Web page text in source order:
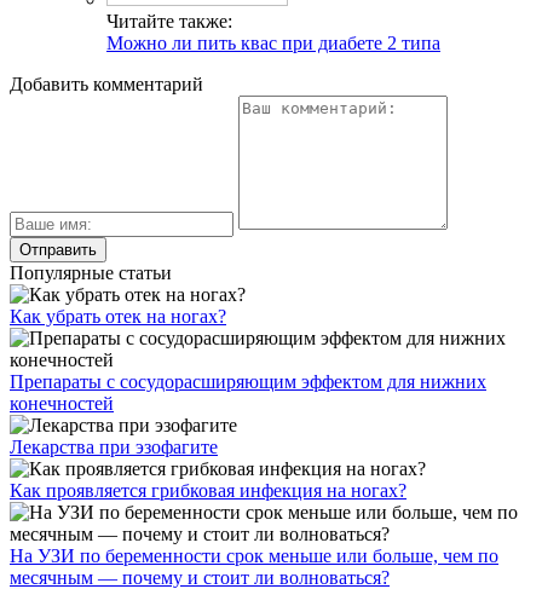
Читайте также:
Можно ли пить квас при диабете 2 типа
Добавить комментарий
Популярные статьи
Как убрать отек на ногах?
Препараты с сосудорасширяющим эффектом для нижних
конечностей
Лекарства при эзофагите
Как проявляется грибковая инфекция на ногах?
На УЗИ по беременности срок меньше или больше, чем по
месячным — почему и стоит ли волноваться?